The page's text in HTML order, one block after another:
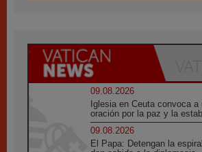
09.08.2026
Iglesia en Ceuta convoca
oración por la paz y la
09.08.2026
El Papa: Detengan la